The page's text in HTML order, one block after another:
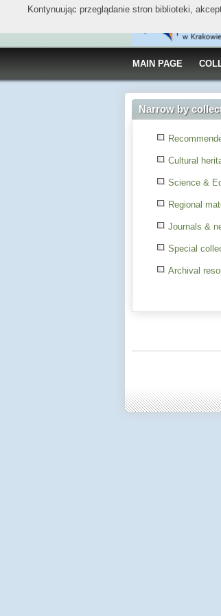
MAIN PAGE
Narrow by
Cultural
Science &
Regional
Journals &
Special
Archival
Kontynuując przeglądanie stron biblioteki,